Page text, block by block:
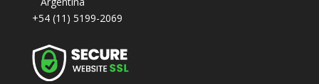
+54 (11) 5199-2069